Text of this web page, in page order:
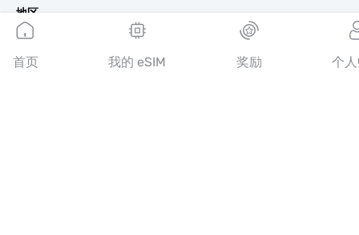
地区
欧洲 eSIM
亚洲 eSIM
首页 我的 eSIM 奖励 个